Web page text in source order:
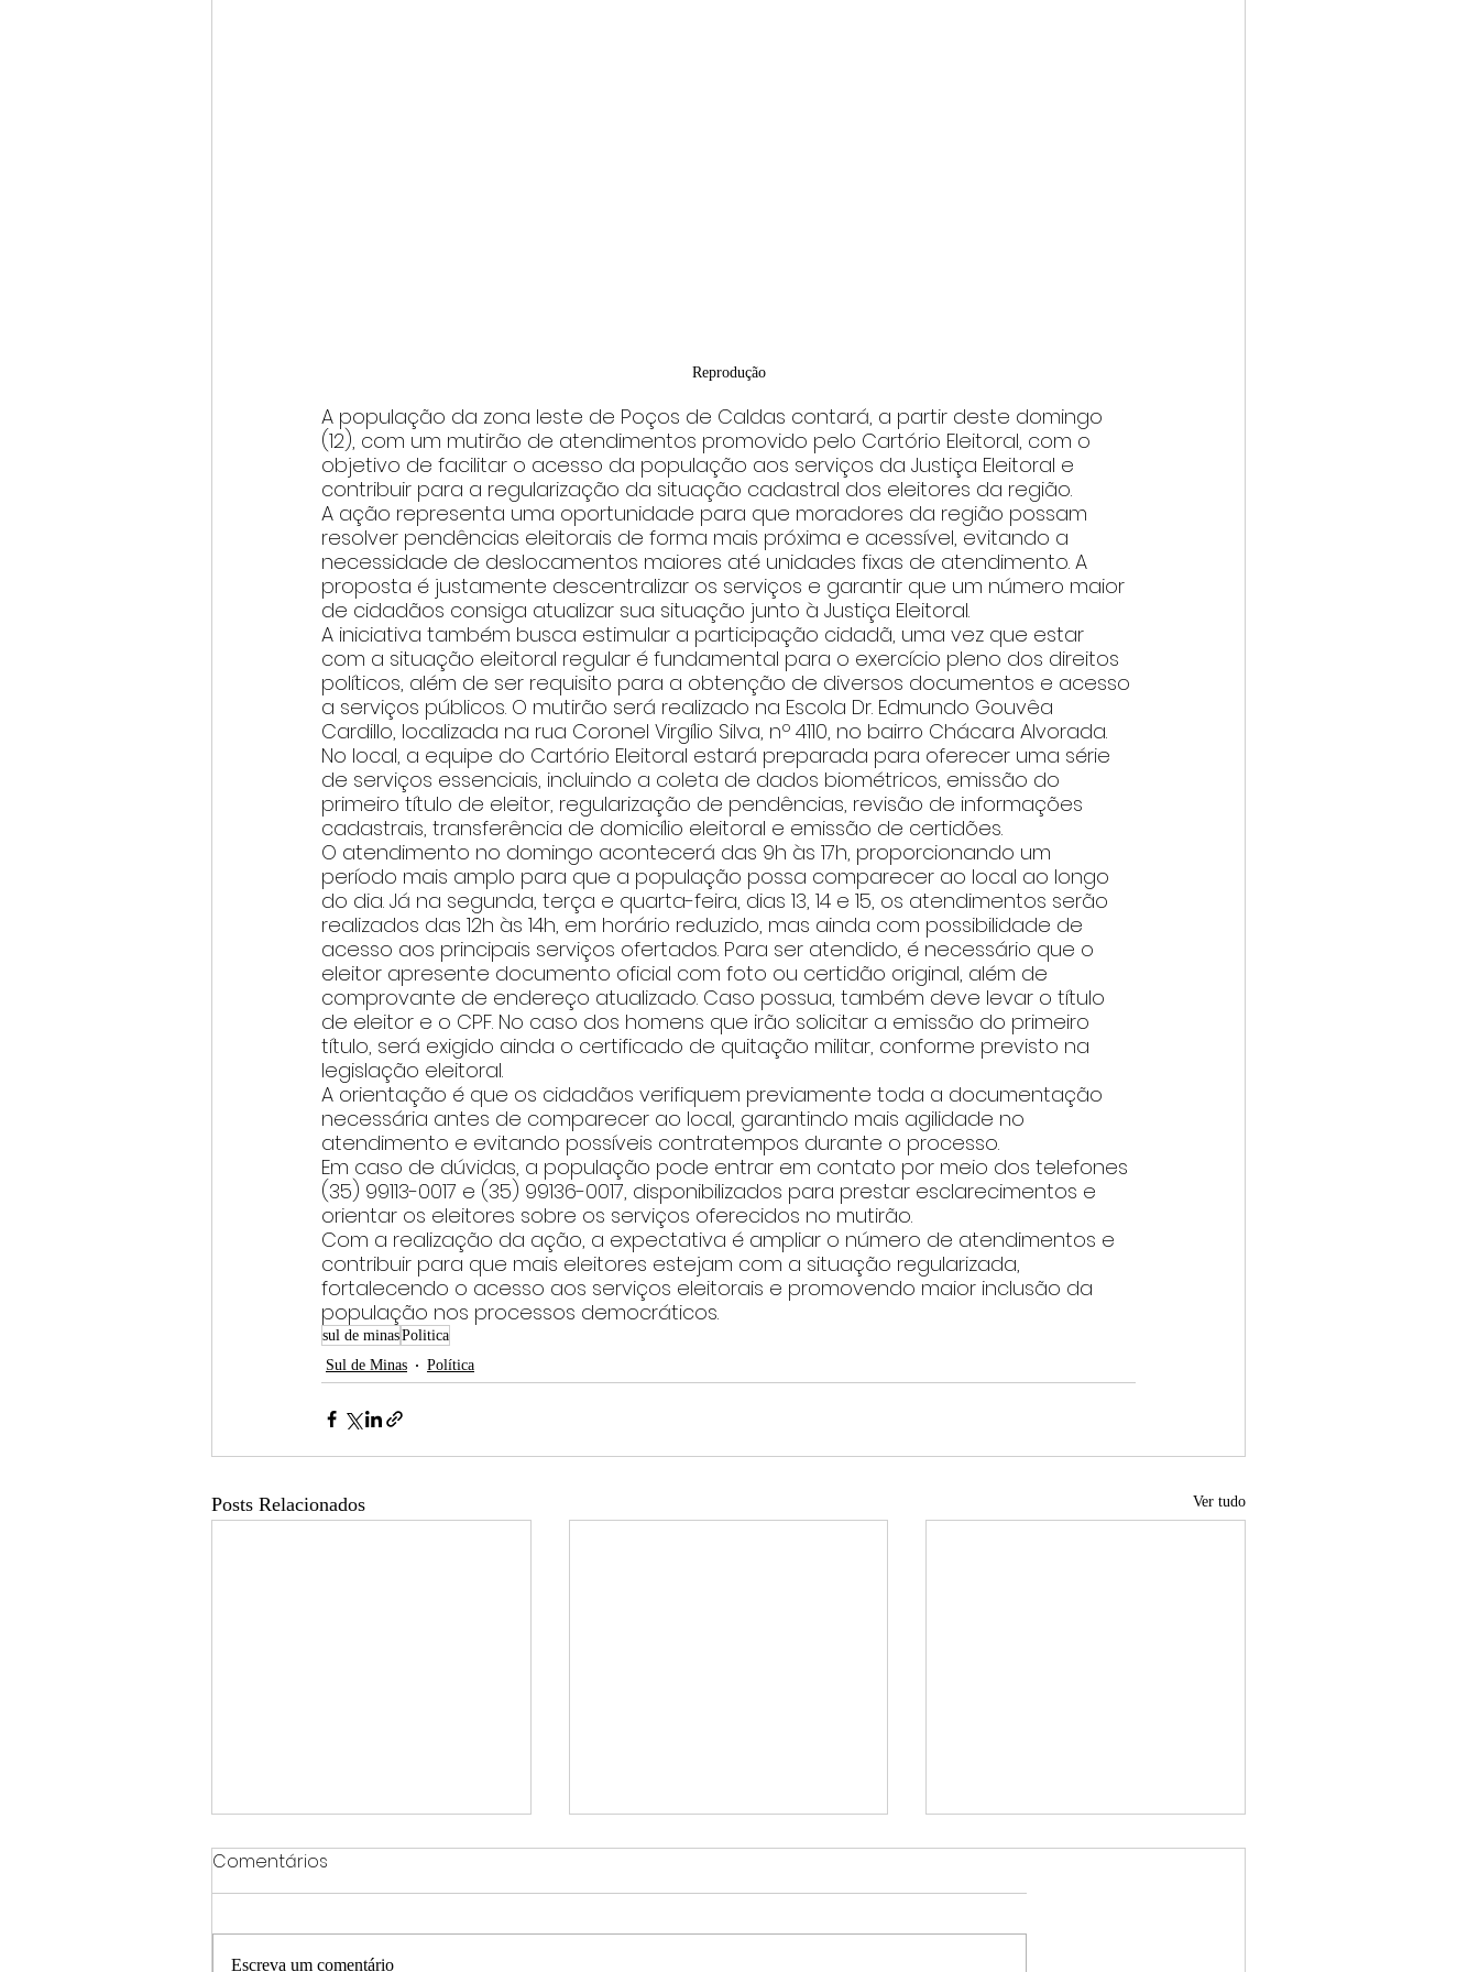
Reprodução
A população da zona leste de Poços de Caldas contará, a partir deste domingo
(12), com um mutirão de atendimentos promovido pelo Cartório Eleitoral, com o
objetivo de facilitar o acesso da população aos serviços da Justiça Eleitoral e
contribuir para a regularização da situação cadastral dos eleitores da região.
A ação representa uma oportunidade para que moradores da região possam
resolver pendências eleitorais de forma mais próxima e acessível, evitando a
necessidade de deslocamentos maiores até unidades fixas de atendimento. A
proposta é justamente descentralizar os serviços e garantir que um número maior
de cidadãos consiga atualizar sua situação junto à Justiça Eleitoral.
A iniciativa também busca estimular a participação cidadã, uma vez que estar
com a situação eleitoral regular é fundamental para o exercício pleno dos direitos
políticos, além de ser requisito para a obtenção de diversos documentos e acesso
a serviços públicos. O mutirão será realizado na Escola Dr. Edmundo Gouvêa
Cardillo, localizada na rua Coronel Virgílio Silva, nº 4110, no bairro Chácara Alvorada.
No local, a equipe do Cartório Eleitoral estará preparada para oferecer uma série
de serviços essenciais, incluindo a coleta de dados biométricos, emissão do
primeiro título de eleitor, regularização de pendências, revisão de informações
cadastrais, transferência de domicílio eleitoral e emissão de certidões.
O atendimento no domingo acontecerá das 9h às 17h, proporcionando um
período mais amplo para que a população possa comparecer ao local ao longo
do dia. Já na segunda, terça e quarta-feira, dias 13, 14 e 15, os atendimentos serão
realizados das 12h às 14h, em horário reduzido, mas ainda com possibilidade de
acesso aos principais serviços ofertados. Para ser atendido, é necessário que o
eleitor apresente documento oficial com foto ou certidão original, além de
comprovante de endereço atualizado. Caso possua, também deve levar o título
de eleitor e o CPF. No caso dos homens que irão solicitar a emissão do primeiro
título, será exigido ainda o certificado de quitação militar, conforme previsto na
legislação eleitoral.
A orientação é que os cidadãos verifiquem previamente toda a documentação
necessária antes de comparecer ao local, garantindo mais agilidade no
atendimento e evitando possíveis contratempos durante o processo.
Em caso de dúvidas, a população pode entrar em contato por meio dos telefones
(35) 99113-0017 e (35) 99136-0017, disponibilizados para prestar esclarecimentos e
orientar os eleitores sobre os serviços oferecidos no mutirão.
Com a realização da ação, a expectativa é ampliar o número de atendimentos e
contribuir para que mais eleitores estejam com a situação regularizada,
fortalecendo o acesso aos serviços eleitorais e promovendo maior inclusão da
população nos processos democráticos.
sul de minasPolitica
Sul de Minas
Política
Posts Relacionados Ver tudo
Comentários
Escreva um comentário